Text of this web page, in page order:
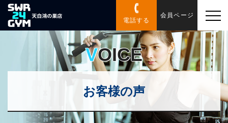
電話する
会員ページ
VOICE
お客様の声